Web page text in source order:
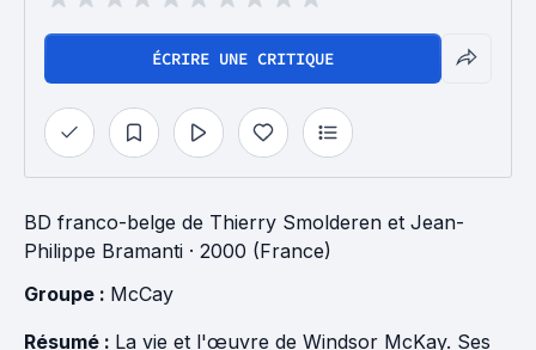
ÉCRIRE UNE CRITIQUE
BD franco-belge de Thierry Smolderen et Jean-
Philippe Bramanti · 2000 (France)
Groupe : McCay
Résumé : La vie et l'œuvre de Windsor McKay. Ses